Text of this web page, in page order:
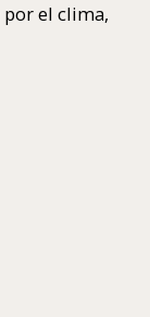
el clima,